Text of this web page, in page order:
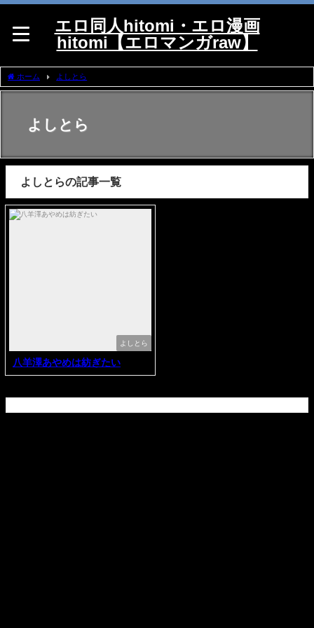
エロ同人hitomi・エロ漫画
hitomi【エロマンガraw】
ホーム よしとら
よしとら
よしとらの記事一覧
よしとら
八羊澤あやめは紡ぎたい